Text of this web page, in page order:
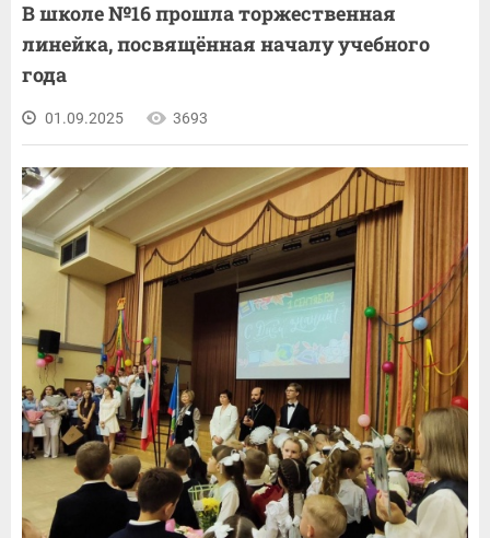
В школе №16 прошла торжественная
линейка, посвящённая началу учебного
года
01.09.2025 3693